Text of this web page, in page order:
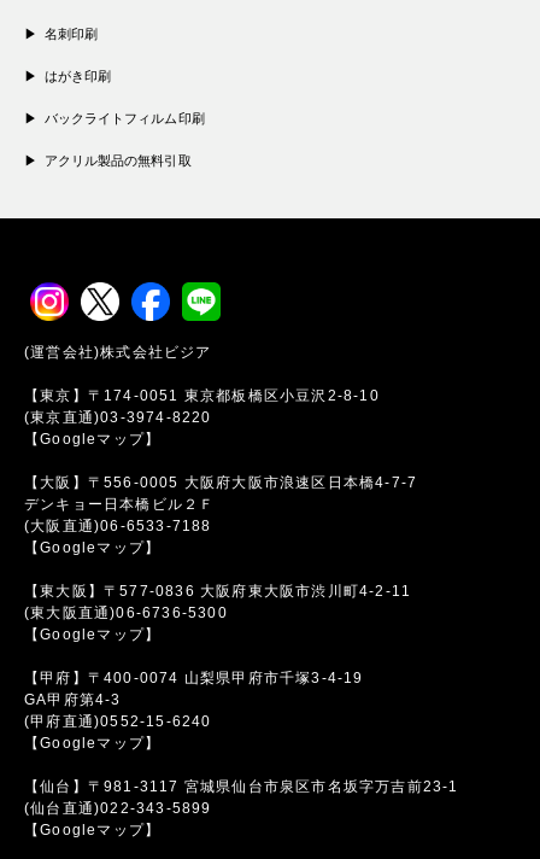
名刺印刷
はがき印刷
バックライトフィルム印刷
アクリル製品の無料引取
(運営会社)株式会社ビジア
【東京】〒174-0051 東京都板橋区小豆沢2-8-10
(東京直通)03-3974-8220
【Googleマップ】
【大阪】〒556-0005 大阪府大阪市浪速区日本橋4-7-7
デンキョー日本橋ビル２Ｆ
(大阪直通)06-6533-7188
【Googleマップ】
【東大阪】〒577-0836 大阪府東大阪市渋川町4-2-11
(東大阪直通)06-6736-5300
【Googleマップ】
【甲府】〒400-0074 山梨県甲府市千塚3-4-19
GA甲府第4-3
(甲府直通)0552-15-6240
【Googleマップ】
【仙台】〒981-3117 宮城県仙台市泉区市名坂字万吉前23-1
(仙台直通)022-343-5899
【Googleマップ】